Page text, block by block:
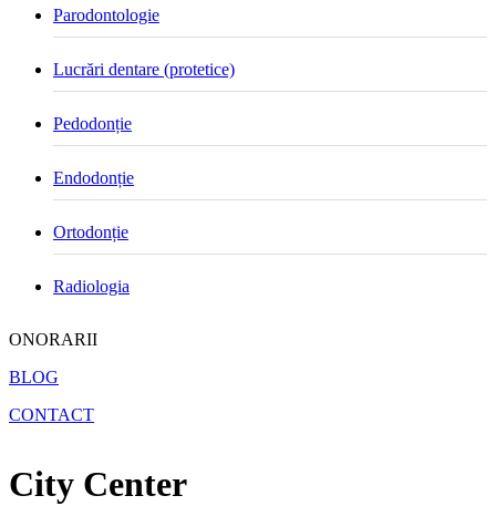
Parodontologie
Lucrări dentare (protetice)
Pedodonție
Endodonție
Ortodonție
Radiologia
ONORARII
BLOG
CONTACT
City Center